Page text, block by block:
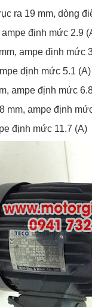
ra 19 mm, dòng
định mức 2.9
ampe định mức
định mức 5.1 (A)
ampe định mức
mm, ampe định
định mức 11.7 (A)